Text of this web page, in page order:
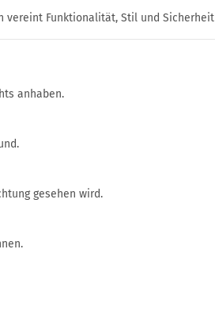
Funktionalität, Stil und
anhaben.
gesehen wird.